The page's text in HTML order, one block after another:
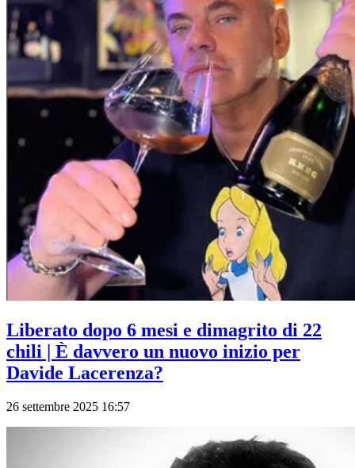
Liberato dopo 6 mesi e dimagrito di 22
chili | È davvero un nuovo inizio per
Davide Lacerenza?
26 settembre 2025 16:57